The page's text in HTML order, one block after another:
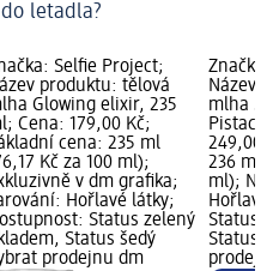
letadla?
Selfie Project;
produktu: tělová
Glowing elixir, 235
Cena: 179,00 Kč;
cena: 235 ml
Kč za 100 ml);
v dm grafika;
Hořlavé látky;
Status zelený
Status šedý
prodejnu dm
Značka:
Název
mlha
249,00
236 ml
ml);
Hořlavé
Status
Status